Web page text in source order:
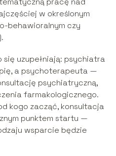
w określonym
behawioralnym czy
uzupełniają: psychiatra
a psychoterapeuta —
psychiatryczną,
farmakologicznego.
kogo zacząć, konsultacja
punktem startu —
wsparcie będzie